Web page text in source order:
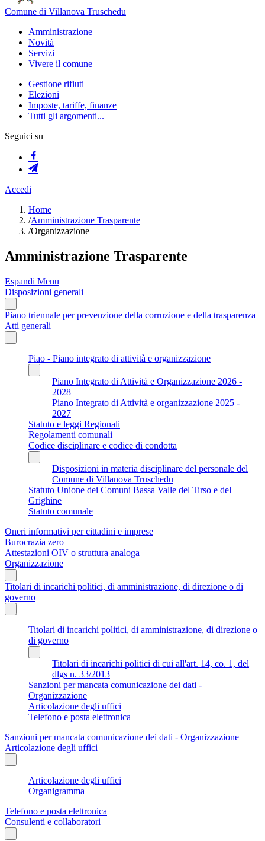
Comune di Villanova Truschedu
Amministrazione
Novità
Servizi
Vivere il comune
Gestione rifiuti
Elezioni
Imposte, tariffe, finanze
Tutti gli argomenti...
Seguici su
Accedi
Home
/Amministrazione Trasparente
/Organizzazione
Amministrazione Trasparente
Espandi Menu
Disposizioni generali
Piano triennale per prevenzione della corruzione e della trasparenza
Atti generali
Piao - Piano integrato di attività e organizzazione
Piano Integrato di Attività e Organizzazione 2026 -
2028
Piano Integrato di Attività e organizzazione 2025 -
2027
Statuto e leggi Regionali
Regolamenti comunali
Codice disciplinare e codice di condotta
Disposizioni in materia disciplinare del personale del
Comune di Villanova Truschedu
Statuto Unione dei Comuni Bassa Valle del Tirso e del
Grighine
Statuto comunale
Oneri informativi per cittadini e imprese
Burocrazia zero
Attestazioni OIV o struttura analoga
Organizzazione
Titolari di incarichi politici, di amministrazione, di direzione o di
governo
Titolari di incarichi politici, di amministrazione, di direzione o
di governo
Titolari di incarichi politici di cui all'art. 14, co. 1, del
dlgs n. 33/2013
Sanzioni per mancata comunicazione dei dati -
Organizzazione
Articolazione degli uffici
Telefono e posta elettronica
Sanzioni per mancata comunicazione dei dati - Organizzazione
Articolazione degli uffici
Articolazione degli uffici
Organigramma
Telefono e posta elettronica
Consulenti e collaboratori